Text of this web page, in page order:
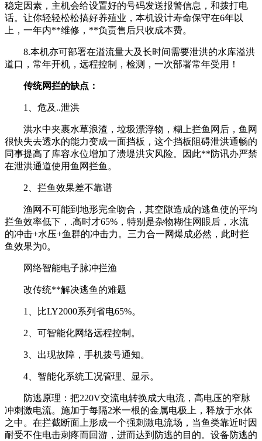
稳定因素，主机会给设置好的号码发送报警信息，和拨打电
话。让你轻轻松松搞好养殖业，本机设计寿命保守在6年以
上，一年内**维修，**负责售后只收成本费。
8.本机亦可部署在溢流量大及长时间需要泄洪的水库溢洪
道口，常年开机，远程控制，检测，一次部署常年受用！
传统网拦的缺点：
1、危及..泄洪
洪水中夹裹水草浪渣，垃圾漂浮物，糊上拦鱼网后，鱼网
很快失去透水的能力变成一面挡板，这个挡板阻碍泄洪通畅的
同事提高了库容水位增加了溃堤洪灾风险。因此**防讯办严禁
在泄洪通道使用鱼网拦鱼。
2、拦鱼效果差不靠谱
渔网不可能到地形完全吻合，其空隙造成的逃鱼使的平均
拦鱼效率低下，.高时才65%，特别是杂物糊住网眼后，水流
的冲击+水压+鱼群的冲击力。三力合一网爆成必然，此时拦
鱼效果为0。
网络智能电子脉冲拦渔
改传统**解决逃鱼的难题
1、比LY2000系列省电65%。
2、可智能化网络远程控制。
3、出现故障，手机拨号通知。
4、智能化系统工况管理、显示。
防逃原理：把220V交流电转换成大电流，高电压的窄脉
冲刺激电流。施加于每隔2米一根的金属电极上，释放于水体
之中。在拦截断面上形成一个强刺激电流场，当鱼类靠近时因
耐受不住电击刺疼而回游，进而达到防逃的目的。设备防逃的